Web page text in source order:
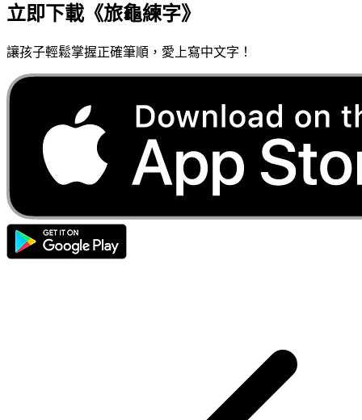
立即下載《旅龜練字》
讓孩子輕鬆掌握正確筆順，愛上寫中文字！